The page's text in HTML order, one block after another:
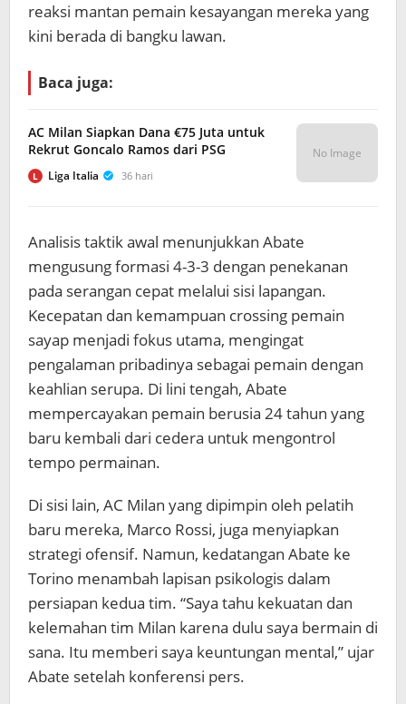
reaksi mantan pemain kesayangan mereka yang
kini berada di bangku lawan.
Baca juga:
AC Milan Siapkan Dana €75 Juta untuk
Rekrut Goncalo Ramos dari PSG
L Liga Italia 36 hari
No Image
Analisis taktik awal menunjukkan Abate
mengusung formasi 4-3-3 dengan penekanan
pada serangan cepat melalui sisi lapangan.
Kecepatan dan kemampuan crossing pemain
sayap menjadi fokus utama, mengingat
pengalaman pribadinya sebagai pemain dengan
keahlian serupa. Di lini tengah, Abate
mempercayakan pemain berusia 24 tahun yang
baru kembali dari cedera untuk mengontrol
tempo permainan.
Di sisi lain, AC Milan yang dipimpin oleh pelatih
baru mereka, Marco Rossi, juga menyiapkan
strategi ofensif. Namun, kedatangan Abate ke
Torino menambah lapisan psikologis dalam
persiapan kedua tim. “Saya tahu kekuatan dan
kelemahan tim Milan karena dulu saya bermain di
sana. Itu memberi saya keuntungan mental,” ujar
Abate setelah konferensi pers.